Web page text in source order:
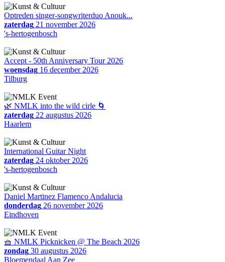
Optreden singer-songwriterduo Anouk...
zaterdag 21 november 2026
's-hertogenbosch
Accept - 50th Anniversary Tour 2026
woensdag 16 december 2026
Tilburg
🌿 NMLK into the wild cirle 🌀
zaterdag 22 augustus 2026
Haarlem
International Guitar Night
zaterdag 24 oktober 2026
's-hertogenbosch
Daniel Martinez Flamenco Andalucia
donderdag 26 november 2026
Eindhoven
🧺 NMLK Picknicken @ The Beach 2026
zondag 30 augustus 2026
Bloemendaal Aan Zee